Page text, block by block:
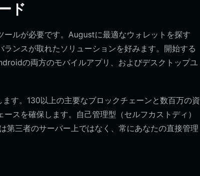
ド
ルが必要です。Augustに最適なウォレットを探す
ンスが取れたソリューションを好みます。開始する
の両方のモバイルアプリ、およびデスクトップユ
す。130以上の主要なブロックチェーンと数百万の資
スを確保します。自己管理型（セルフカストディ）
第三者のサーバー上ではなく、常にあなたの直接管理